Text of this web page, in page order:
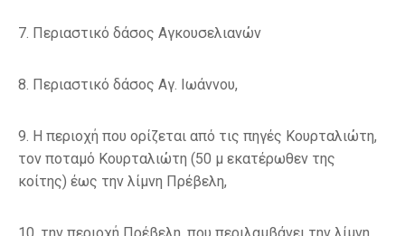
7. Περιαστικό δάσος Αγκουσελιανών
8. Περιαστικό δάσος Αγ. Ιωάννου,
9. Η περιοχή που ορίζεται από τις πηγές Κουρταλιώτη,
τον ποταμό Κουρταλιώτη (50 μ εκατέρωθεν της
κοίτης) έως την λίμνη Πρέβελη,
10. την περιοχή Πρέβελη, που περιλαμβάνει την λίμνη